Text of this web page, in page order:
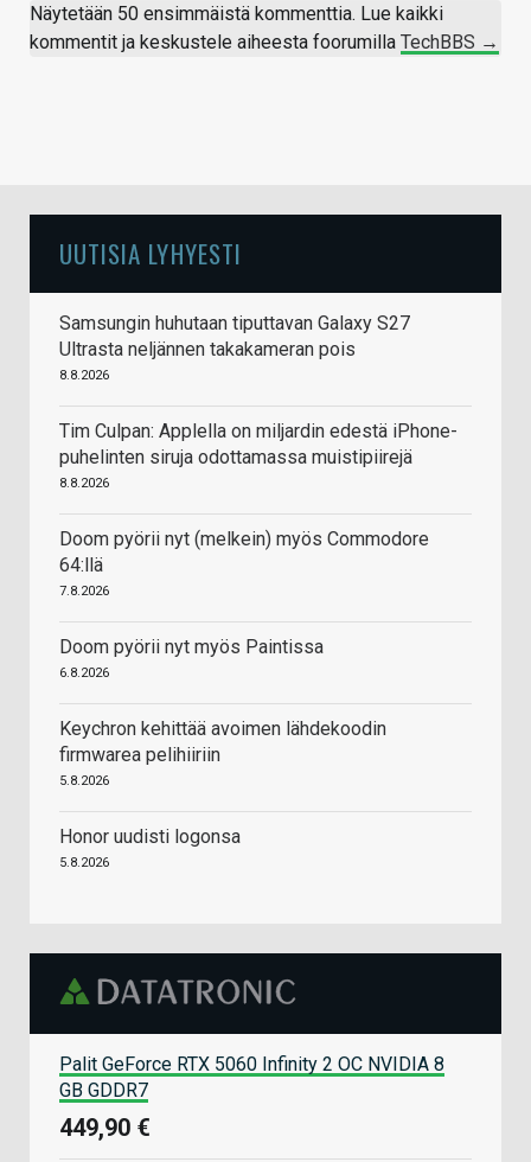
nyt näytönohjaimen ketjuttaminen Thunderbolt 3 (GC-
TITAN RIDGE 2.0) -liitäntäkorttiin DisplayPort-
Näytetään 50 ensimmäistä kommenttia. Lue kaikki
kommentit ja keskustele aiheesta foorumilla TechBBS →
UUTISIA LYHYESTI
Samsungin huhutaan tiputtavan Galaxy S27
Ultrasta neljännen takakameran pois
8.8.2026
Tim Culpan: Applella on miljardin edestä iPhone-
puhelinten siruja odottamassa muistipiirejä
8.8.2026
Doom pyörii nyt (melkein) myös Commodore
64:llä
7.8.2026
Doom pyörii nyt myös Paintissa
6.8.2026
Keychron kehittää avoimen lähdekoodin
firmwarea pelihiiriin
5.8.2026
Honor uudisti logonsa
5.8.2026
Palit GeForce RTX 5060 Infinity 2 OC NVIDIA 8
GB GDDR7
449,90 €